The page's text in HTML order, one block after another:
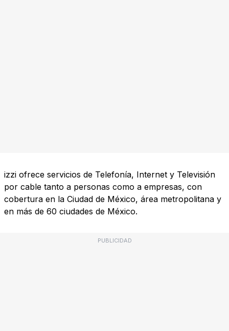
izzi ofrece servicios de Telefonía, Internet y Televisión
por cable tanto a personas como a empresas, con
cobertura en la Ciudad de México, área metropolitana y
en más de 60 ciudades de México.
PUBLICIDAD